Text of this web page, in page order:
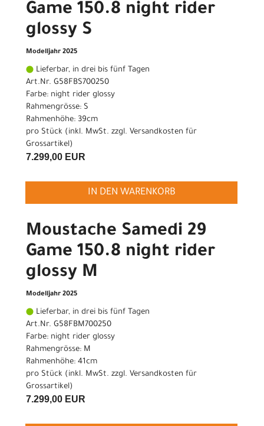
Game 150.8 night rider
glossy S
Modelljahr 2025
Lieferbar, in drei bis fünf Tagen
Art.Nr. G58FBS700250
Farbe: night rider glossy
Rahmengrösse: S
Rahmenhöhe: 39cm
pro Stück (inkl. MwSt. zzgl. Versandkosten für
Grossartikel)
7.299,00 EUR
IN DEN WARENKORB
Moustache Samedi 29
Game 150.8 night rider
glossy M
Modelljahr 2025
Lieferbar, in drei bis fünf Tagen
Art.Nr. G58FBM700250
Farbe: night rider glossy
Rahmengrösse: M
Rahmenhöhe: 41cm
pro Stück (inkl. MwSt. zzgl. Versandkosten für
Grossartikel)
7.299,00 EUR